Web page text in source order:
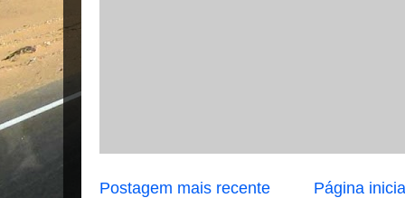
Postagem mais recente Página